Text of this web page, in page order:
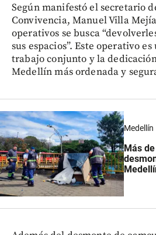
Según manifestó el secretario
Convivencia, Manuel Villa
operativos se busca
sus espacios”. Este operativo
trabajo conjunto y la
Medellín más ordenada y
Medellín
Más